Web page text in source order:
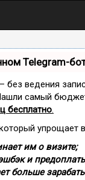
Telegram-
без ведения
самый
бесплатно.
упрощает
им о визите;
и
больше